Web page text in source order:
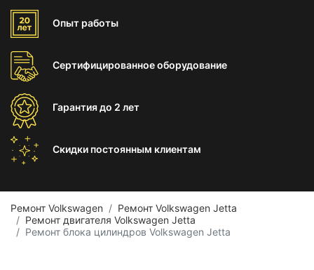
Опыт работы
Сертифицированноеоборудование
Гарантиядо 2 лет
Скидки постоянным клиентам
Ремонт Volkswagen
Ремонт Volkswagen Jetta
Ремонт двигателя Volkswagen Jetta
Ремонт блока цилиндров Volkswagen Jetta